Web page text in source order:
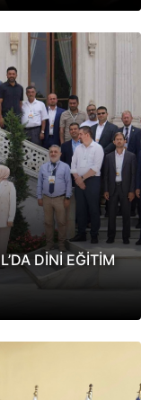
DİNİ EĞİTİM